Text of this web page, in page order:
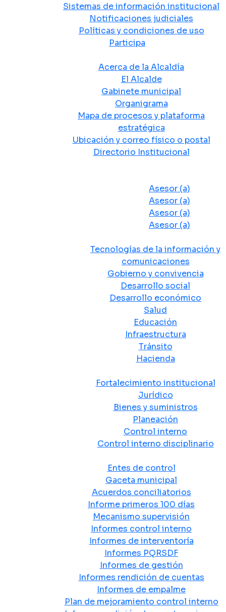
Sistemas de información institucional
Notificaciones judiciales
Políticas y condiciones de uso
Participa
Acerca de la Alcaldía
El Alcalde
Gabinete municipal
Organigrama
Mapa de procesos y plataforma
estratégica
Ubicación y correo físico o postal
Directorio Institucional
Asesor (a)
Asesor (a)
Asesor (a)
Asesor (a)
Tecnologías de la información y
comunicaciones
Gobierno y convivencia
Desarrollo social
Desarrollo económico
Salud
Educación
Infraestructura
Tránsito
Hacienda
Fortalecimiento institucional
Jurídico
Bienes y suministros
Planeación
Control interno
Control interno disciplinario
Entes de control
Gaceta municipal
Acuerdos conciliatorios
Informe primeros 100 días
Mecanismo supervisión
Informes control interno
Informes de interventoría
Informes PQRSDF
Informes de gestión
Informes rendición de cuentas
Informes de empalme
Plan de mejoramiento control interno